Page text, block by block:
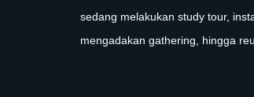
sedang melakukan study tour,
mengadakan gathering, hingga